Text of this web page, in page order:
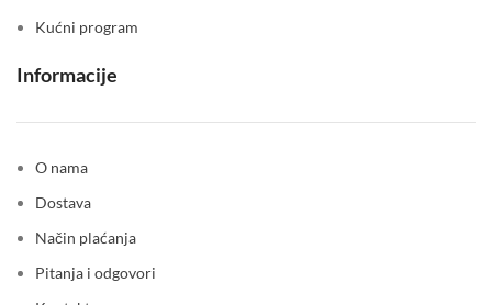
Kućni program
Informacije
O nama
Dostava
Način plaćanja
Pitanja i odgovori